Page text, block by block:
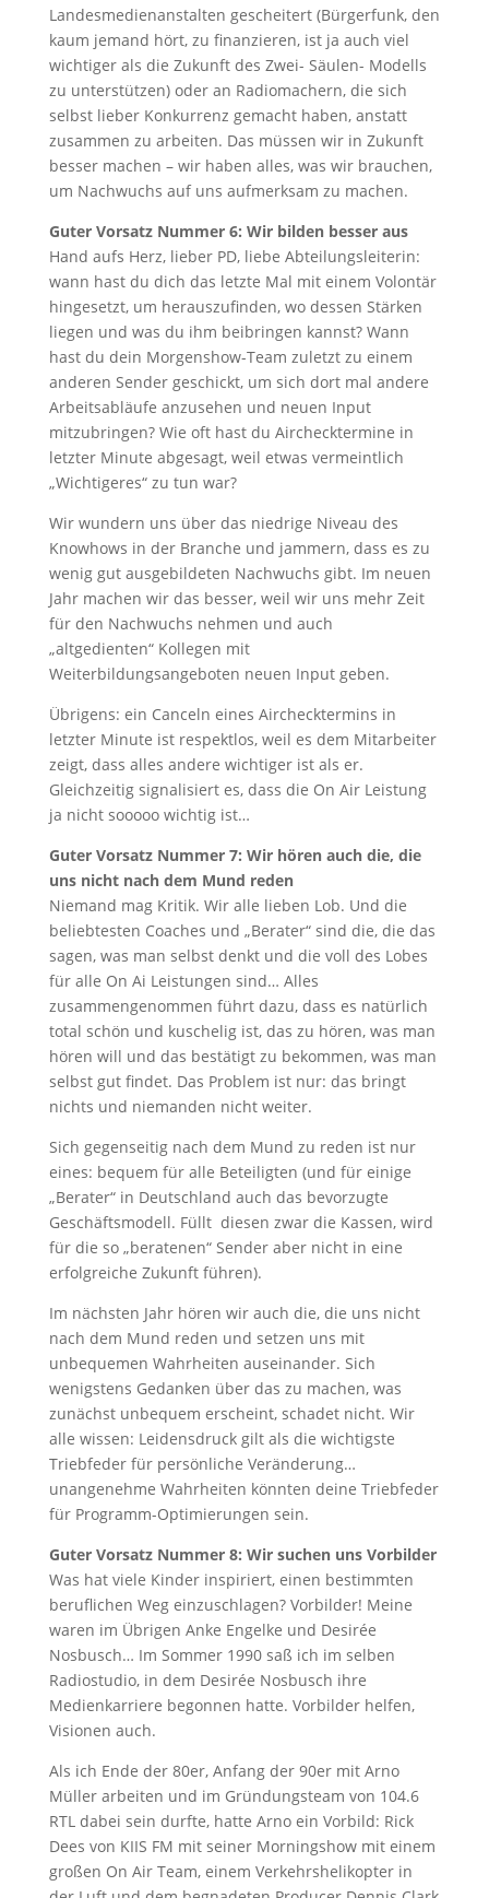
Landesmedienanstalten gescheitert (Bürgerfunk, den
kaum jemand hört, zu finanzieren, ist ja auch viel
wichtiger als die Zukunft des Zwei- Säulen- Modells
zu unterstützen) oder an Radiomachern, die sich
selbst lieber Konkurrenz gemacht haben, anstatt
zusammen zu arbeiten. Das müssen wir in Zukunft
besser machen – wir haben alles, was wir brauchen,
um Nachwuchs auf uns aufmerksam zu machen.
Guter Vorsatz Nummer 6: Wir bilden besser aus
Hand aufs Herz, lieber PD, liebe Abteilungsleiterin:
wann hast du dich das letzte Mal mit einem Volontär
hingesetzt, um herauszufinden, wo dessen Stärken
liegen und was du ihm beibringen kannst? Wann
hast du dein Morgenshow-Team zuletzt zu einem
anderen Sender geschickt, um sich dort mal andere
Arbeitsabläufe anzusehen und neuen Input
mitzubringen? Wie oft hast du Airchecktermine in
letzter Minute abgesagt, weil etwas vermeintlich
„Wichtigeres“ zu tun war?
Wir wundern uns über das niedrige Niveau des
Knowhows in der Branche und jammern, dass es zu
wenig gut ausgebildeten Nachwuchs gibt. Im neuen
Jahr machen wir das besser, weil wir uns mehr Zeit
für den Nachwuchs nehmen und auch
„altgedienten“ Kollegen mit
Weiterbildungsangeboten neuen Input geben.
Übrigens: ein Canceln eines Airchecktermins in
letzter Minute ist respektlos, weil es dem Mitarbeiter
zeigt, dass alles andere wichtiger ist als er.
Gleichzeitig signalisiert es, dass die On Air Leistung
ja nicht sooooo wichtig ist…
Guter Vorsatz Nummer 7: Wir hören auch die, die
uns nicht nach dem Mund reden
Niemand mag Kritik. Wir alle lieben Lob. Und die
beliebtesten Coaches und „Berater“ sind die, die das
sagen, was man selbst denkt und die voll des Lobes
für alle On Ai Leistungen sind… Alles
zusammengenommen führt dazu, dass es natürlich
total schön und kuschelig ist, das zu hören, was man
hören will und das bestätigt zu bekommen, was man
selbst gut findet. Das Problem ist nur: das bringt
nichts und niemanden nicht weiter.
Sich gegenseitig nach dem Mund zu reden ist nur
eines: bequem für alle Beteiligten (und für einige
„Berater“ in Deutschland auch das bevorzugte
Geschäftsmodell. Füllt diesen zwar die Kassen, wird
für die so „beratenen“ Sender aber nicht in eine
erfolgreiche Zukunft führen).
Im nächsten Jahr hören wir auch die, die uns nicht
nach dem Mund reden und setzen uns mit
unbequemen Wahrheiten auseinander. Sich
wenigstens Gedanken über das zu machen, was
zunächst unbequem erscheint, schadet nicht. Wir
alle wissen: Leidensdruck gilt als die wichtigste
Triebfeder für persönliche Veränderung…
unangenehme Wahrheiten könnten deine Triebfeder
für Programm-Optimierungen sein.
Guter Vorsatz Nummer 8: Wir suchen uns Vorbilder
Was hat viele Kinder inspiriert, einen bestimmten
beruflichen Weg einzuschlagen? Vorbilder! Meine
waren im Übrigen Anke Engelke und Desirée
Nosbusch… Im Sommer 1990 saß ich im selben
Radiostudio, in dem Desirée Nosbusch ihre
Medienkarriere begonnen hatte. Vorbilder helfen,
Visionen auch.
Als ich Ende der 80er, Anfang der 90er mit Arno
Müller arbeiten und im Gründungsteam von 104.6
RTL dabei sein durfte, hatte Arno ein Vorbild: Rick
Dees von KIIS FM mit seiner Morningshow mit einem
großen On Air Team, einem Verkehrshelikopter in